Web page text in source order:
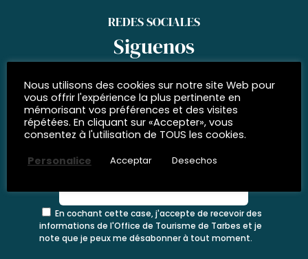
REDES SOCIALES
Siguenos
INSCRÍBETE EN NUESTRO
boletín de noticias
En cochant cette case, j'accepte de recevoir des
informations de l'Office de Tourisme de Tarbes et je
note que je peux me désabonner à tout moment.
Nous utilisons des cookies sur notre site Web pour
vous offrir l'expérience la plus pertinente en
mémorisant vos préférences et des visites
répétées. En cliquant sur «Accepter», vous
consentez à l'utilisation de TOUS les cookies.
Personalice
Acceptar Desechos